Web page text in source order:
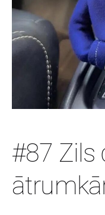
#87 Zils